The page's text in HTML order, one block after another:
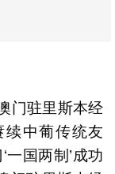
门驻里斯本经
续中葡传统友
国两制’成功